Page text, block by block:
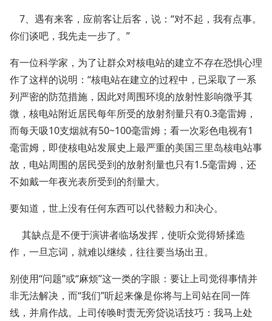
7、遇有来客，应前客让后客，说：“对不起，我有点事。
你们谈吧，我先走一步了。”
有一位科学家，为了让群众对核电站的建立不存在恐惧心理
作了这样的说明：“核电站在建立的过程中，已采取了一系
列严密的防范措施，因此对周围环境的放射性影响微乎其
微，核电站附近居民每年所受的放射剂量只有0.3毫雷姆，
而每天吸10支烟就有50~100毫雷姆；看一次彩色电视有1
毫雷姆，即使核电站发展史上最严重的美国三里岛核电站事
故，电站周围的居民受到的放射剂量也只有1.5毫雷姆，还
不如戴一年夜光表所受到的剂量大。
要知道，世上没有任何东西可以代替毅力和决心。
其缺点是不便于演讲者临场发挥，使听众觉得矫揉造
作，一旦忘词，就难以继续，往往要当场出丑。
别使用“问题”或“麻烦”这一类的字眼：要让上司觉得事情并
非无法解决，而“我们”听起来像是你将与上司站在同一阵
线，并肩作战。上司传唤时责无旁贷说话技巧：我马上处